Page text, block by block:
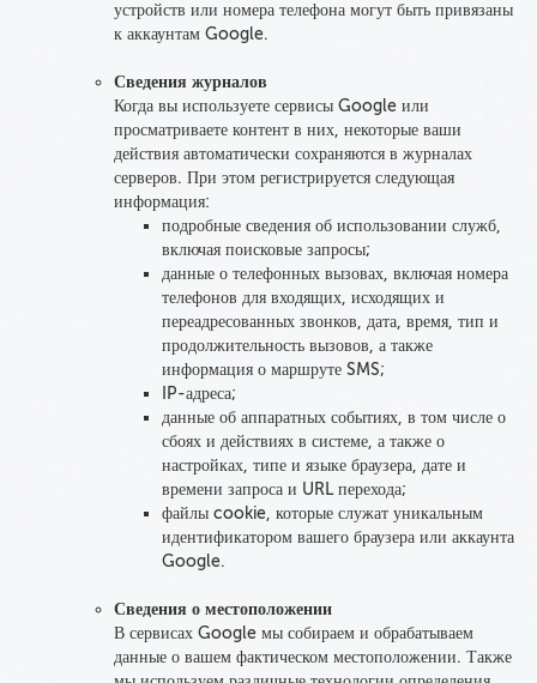
устройств или номера телефона могут быть привязаны
к аккаунтам Google.
Сведения журналов
Когда вы используете сервисы Google или
просматриваете контент в них, некоторые ваши
действия автоматически сохраняются в журналах
серверов. При этом регистрируется следующая
информация:
подробные сведения об использовании служб,
включая поисковые запросы;
данные о телефонных вызовах, включая номера
телефонов для входящих, исходящих и
переадресованных звонков, дата, время, тип и
продолжительность вызовов, а также
информация о маршруте SMS;
IP-адреса;
данные об аппаратных событиях, в том числе о
сбоях и действиях в системе, а также о
настройках, типе и языке браузера, дате и
времени запроса и URL перехода;
файлы cookie, которые служат уникальным
идентификатором вашего браузера или аккаунта
Google.
Сведения о местоположении
В сервисах Google мы собираем и обрабатываем
данные о вашем фактическом местоположении. Также